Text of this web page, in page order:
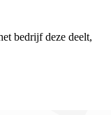
bedrijf deze deelt,